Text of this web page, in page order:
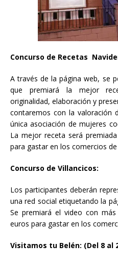
Concurso de Recetas
A través de la página web, se
que premiará la mejor
originalidad, elaboración y
contaremos con la valoración
única asociación de mujeres
La mejor receta será
para gastar en los comercios
Concurso de Villancicos:
Los participantes deberán
una red social etiquetando la
Se premiará el video con
euros para gastar en los
Visitamos tu Belén: (Del 8 al